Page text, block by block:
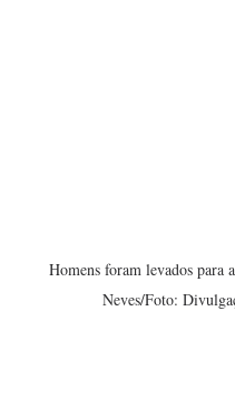
Homens foram levados para
Neves/Foto: